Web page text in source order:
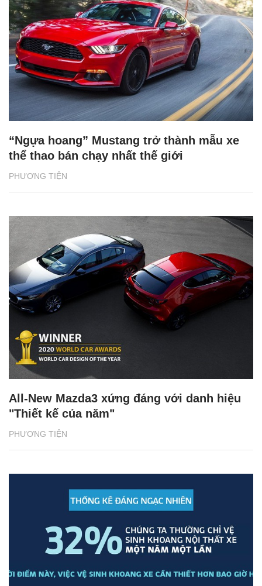
PHƯƠNG TIỆN
“Ngựa hoang” Mustang trở thành mẫu xe
thể thao bán chạy nhất thế giới
PHƯƠNG TIỆN
All-New Mazda3 xứng đáng với danh hiệu
"Thiết kế của năm"